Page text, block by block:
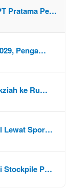
Pratama Pe…
Penga…
ke Ru…
Lewat Spor…
Stockpile P…